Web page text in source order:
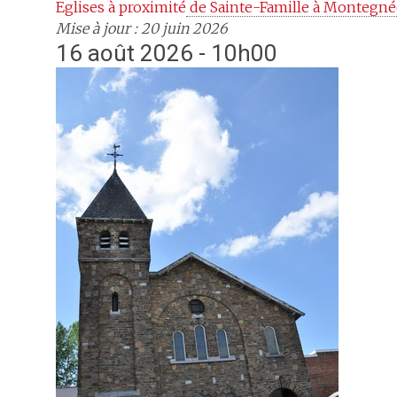
Eglises à proximité de Sainte-Famille à
Mise à jour : 20 juin 2026
16 août 2026 - 10h00